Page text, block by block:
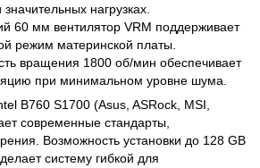
нагрузках.
60 мм вентилятор VRM поддерживает
режим материнской платы.
вращения 1800 об/мин обеспечивает
при минимальном уровне шума.
B760 S1700 (Asus, ASRock, MSI,
современные стандарты,
Возможность установки до 128 GB
систему гибкой для